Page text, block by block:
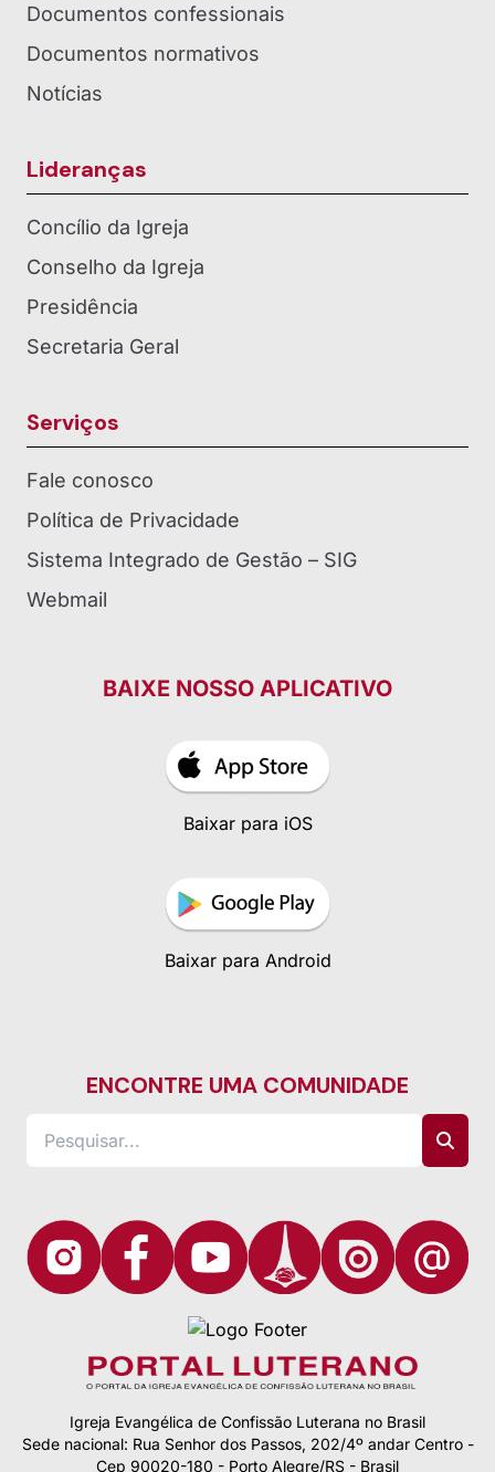
Documentos confessionais
Documentos normativos
Notícias
Lideranças
Concílio da Igreja
Conselho da Igreja
Presidência
Secretaria Geral
Serviços
Fale conosco
Política de Privacidade
Sistema Integrado de Gestão – SIG
Webmail
BAIXE NOSSO APLICATIVO
Baixar para iOS
Baixar para Android
ENCONTRE UMA COMUNIDADE
Igreja Evangélica de Confissão Luterana no Brasil
Sede nacional: Rua Senhor dos Passos, 202/4º andar Centro -
Cep 90020-180 - Porto Alegre/RS - Brasil